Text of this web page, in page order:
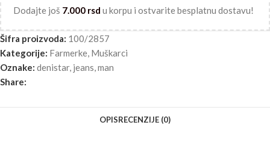
Dodajte još 7.000 rsd u korpu i ostvarite besplatnu dostavu!
Šifra proizvoda: 100/2857
Kategorije: Farmerke, Muškarci
Oznake: denistar, jeans,man
Share:
OPISRECENZIJE (0)